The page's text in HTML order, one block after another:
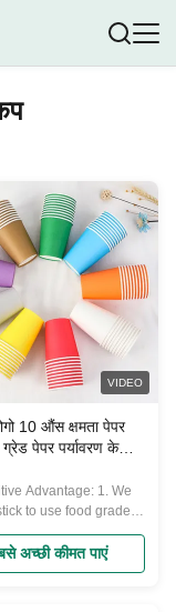
VIDEO
10 औंस क्षमता पेपर
पेपर पर्यावरण के
Advantage: 1. We
to use food grade
friendly material to
our products, they can
and other European
अच्छी कीमत पाएं